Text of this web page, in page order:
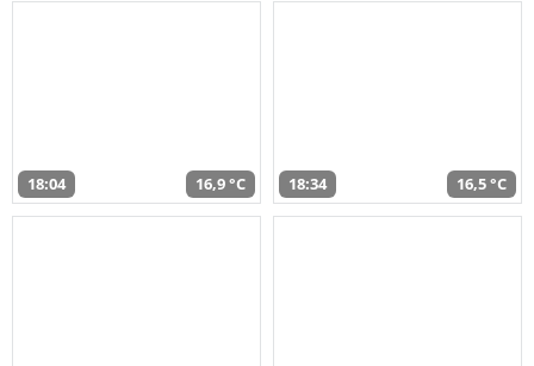
18:04 16,9 °C 18:34 16,5 °C